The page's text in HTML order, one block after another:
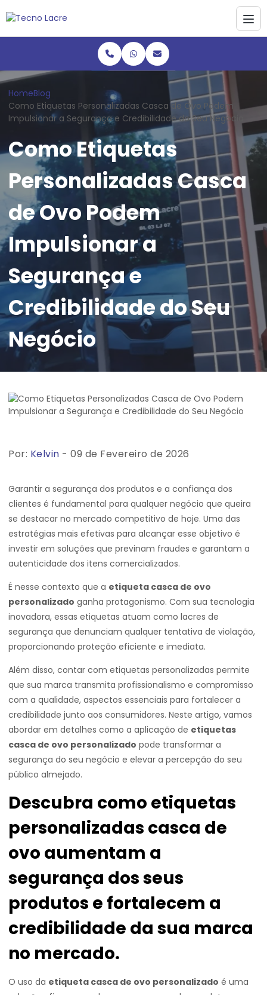
HomeBlog
Como Etiquetas Personalizadas Casca de Ovo Podem
Impulsionar a Segurança e Credibilidade do Seu Negócio
Como Etiquetas
Personalizadas Casca
de Ovo Podem
Impulsionar a
Segurança e
Credibilidade do Seu
Negócio
Por: Kelvin - 09 de Fevereiro de 2026
Garantir a segurança dos produtos e a confiança dos
clientes é fundamental para qualquer negócio que queira
se destacar no mercado competitivo de hoje. Uma das
estratégias mais efetivas para alcançar esse objetivo é
investir em soluções que previnam fraudes e garantam a
autenticidade dos itens comercializados.
É nesse contexto que a etiqueta casca de ovo
personalizado ganha protagonismo. Com sua tecnologia
inovadora, essas etiquetas atuam como lacres de
segurança que denunciam qualquer tentativa de violação,
proporcionando proteção eficiente e imediata.
Além disso, contar com etiquetas personalizadas permite
que sua marca transmita profissionalismo e compromisso
com a qualidade, aspectos essenciais para fortalecer a
credibilidade junto aos consumidores. Neste artigo, vamos
abordar em detalhes como a aplicação de etiquetas
casca de ovo personalizado pode transformar a
segurança do seu negócio e elevar a percepção do seu
público almejado.
Descubra como etiquetas
personalizadas casca de
ovo aumentam a
segurança dos seus
produtos e fortalecem a
credibilidade da sua marca
no mercado.
O uso da etiqueta casca de ovo personalizado é uma